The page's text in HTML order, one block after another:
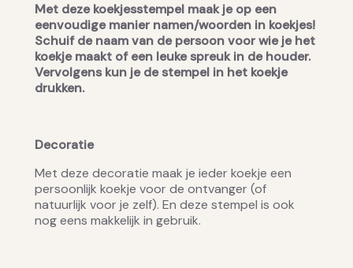
Met deze koekjesstempel maak je op een
eenvoudige manier namen/woorden in koekjes!
Schuif de naam van de persoon voor wie je het
koekje maakt of een leuke spreuk in de houder.
Vervolgens kun je de stempel in het koekje
drukken.
Decoratie
Met deze decoratie maak je ieder koekje een
persoonlijk koekje voor de ontvanger (of
natuurlijk voor je zelf). En deze stempel is ook
nog eens makkelijk in gebruik.